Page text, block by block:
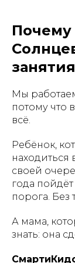
занятия
Мы
потому что
всё.
Ребёнок,
находиться
своей
года
порога. Без
А мама,
знать: она